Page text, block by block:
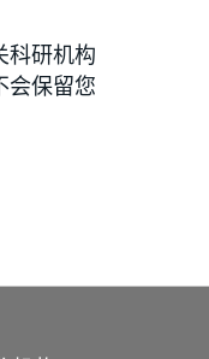
科研机构
会保留您